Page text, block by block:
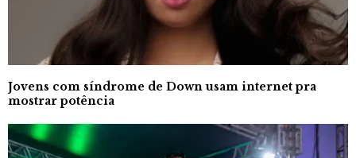
Jovens com síndrome de Down usam internet pra
mostrar potência